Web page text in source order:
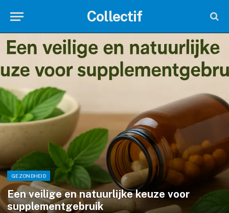
Collectif
GEZONDHEID
Een veilige en natuurlijke keuze voor
supplementgebruik